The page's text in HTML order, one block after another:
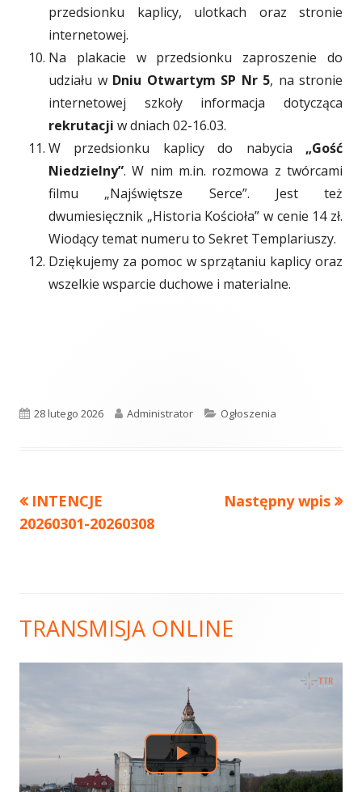
przedsionku kaplicy, ulotkach oraz stronie
internetowej.
Na plakacie w przedsionku zaproszenie do
udziału w Dniu Otwartym SP Nr 5, na stronie
internetowej szkoły informacja dotycząca
rekrutacji w dniach 02-16.03.
W przedsionku kaplicy do nabycia „Gość
Niedzielny”. W nim m.in. rozmowa z twórcami
filmu „Najświętsze Serce”. Jest też
dwumiesięcznik „Historia Kościoła” w cenie 14 zł.
Wiodący temat numeru to Sekret Templariuszy.
Dziękujemy za pomoc w sprzątaniu kaplicy oraz
wszelkie wsparcie duchowe i materialne.
Opublikowano
28 lutego 2026 Autor
Administrator Kategorie
Ogłoszenia
Nawigacja
Poprzedni
artykół
INTENCJE
20260301-20260308
Następny
Następny wpis
Główny
panel
boczny
TRANSMISJA ONLINE